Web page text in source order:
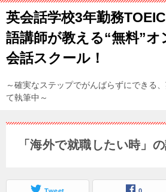
英会話学校3年勤務
語講師が教える“無料”
会話スクール！
～確実なステップでがんばらずにできる
て執筆中～
「海外で就職したい時」